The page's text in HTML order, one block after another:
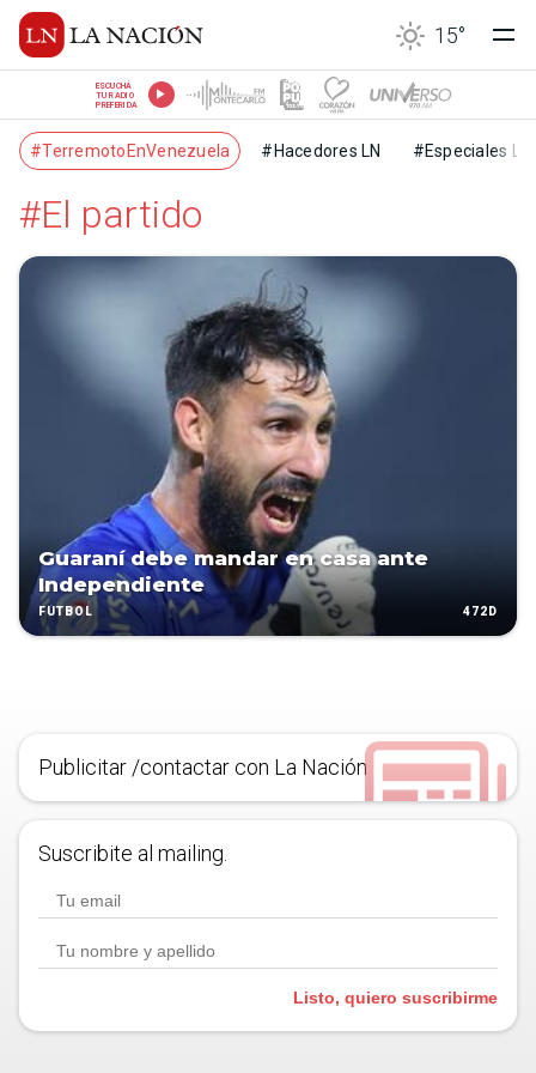
15°
ESCUCHÁ
TU RADIO
PREFERIDA
#TerremotoEnVenezuela #Hacedores LN #Especiales LN
#El partido
Guaraní debe mandar en casa ante
Independiente
FÚTBOL 472D
Publicitar /contactar con La Nación
Suscribite al mailing.
Listo, quiero suscribirme